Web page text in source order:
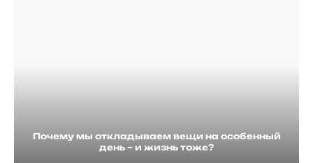
Почему мы откладываем вещи на особенный
день – и жизнь тоже?